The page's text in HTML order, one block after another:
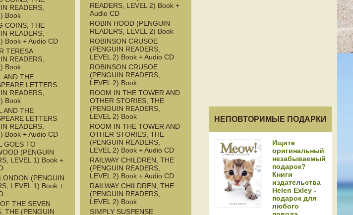
READERS,
Book
COINS, THE
READERS,
Book + Audio CD
TERESA
READERS,
Book
AND THE
LETTERS
READERS,
Book
AND THE
LETTERS
READERS,
Book + Audio CD
GOES TO
(PENGUIN
LEVEL 1) Book +
(PENGUIN
LEVEL 1) Book +
THE SEVEN
THE (PENGUIN
READERS, LEVEL 2) Book +
Audio CD
ROBIN HOOD (PENGUIN
READERS, LEVEL 2) Book
ROBINSON CRUSOE
(PENGUIN READERS,
LEVEL 2) Book + Audio CD
ROBINSON CRUSOE
(PENGUIN READERS,
LEVEL 2) Book
ROOM IN THE TOWER AND
OTHER STORIES, THE
(PENGUIN READERS,
LEVEL 2) Book
ROOM IN THE TOWER AND
OTHER STORIES, THE
(PENGUIN READERS,
LEVEL 2) Book + Audio CD
RAILWAY CHILDREN, THE
(PENGUIN READERS,
LEVEL 2) Book + Audio CD
RAILWAY CHILDREN, THE
(PENGUIN READERS,
LEVEL 2) Book
SIMPLY SUSPENSE
НЕПОВТОРИМЫЕ ПОДАРКИ
Ищите
оригинальный
незабываемый
подарок?
Книги
издательства
Helen Exley -
подарок для
любого